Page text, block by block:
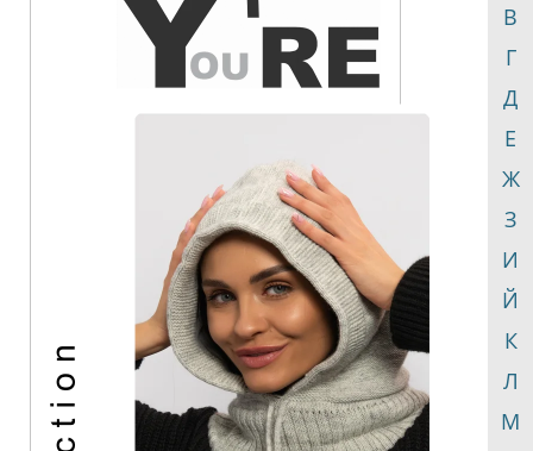
В
Г
Д
Е
Ж
З
И
Й
К
Л
М